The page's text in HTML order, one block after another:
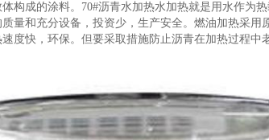
构成的涂料。70#沥青水加热水加热就是用水作为
量和充分设备，投资少，生产安全。燃油加热采用
度快，环保。但要采取措施防止沥青在加热过程中